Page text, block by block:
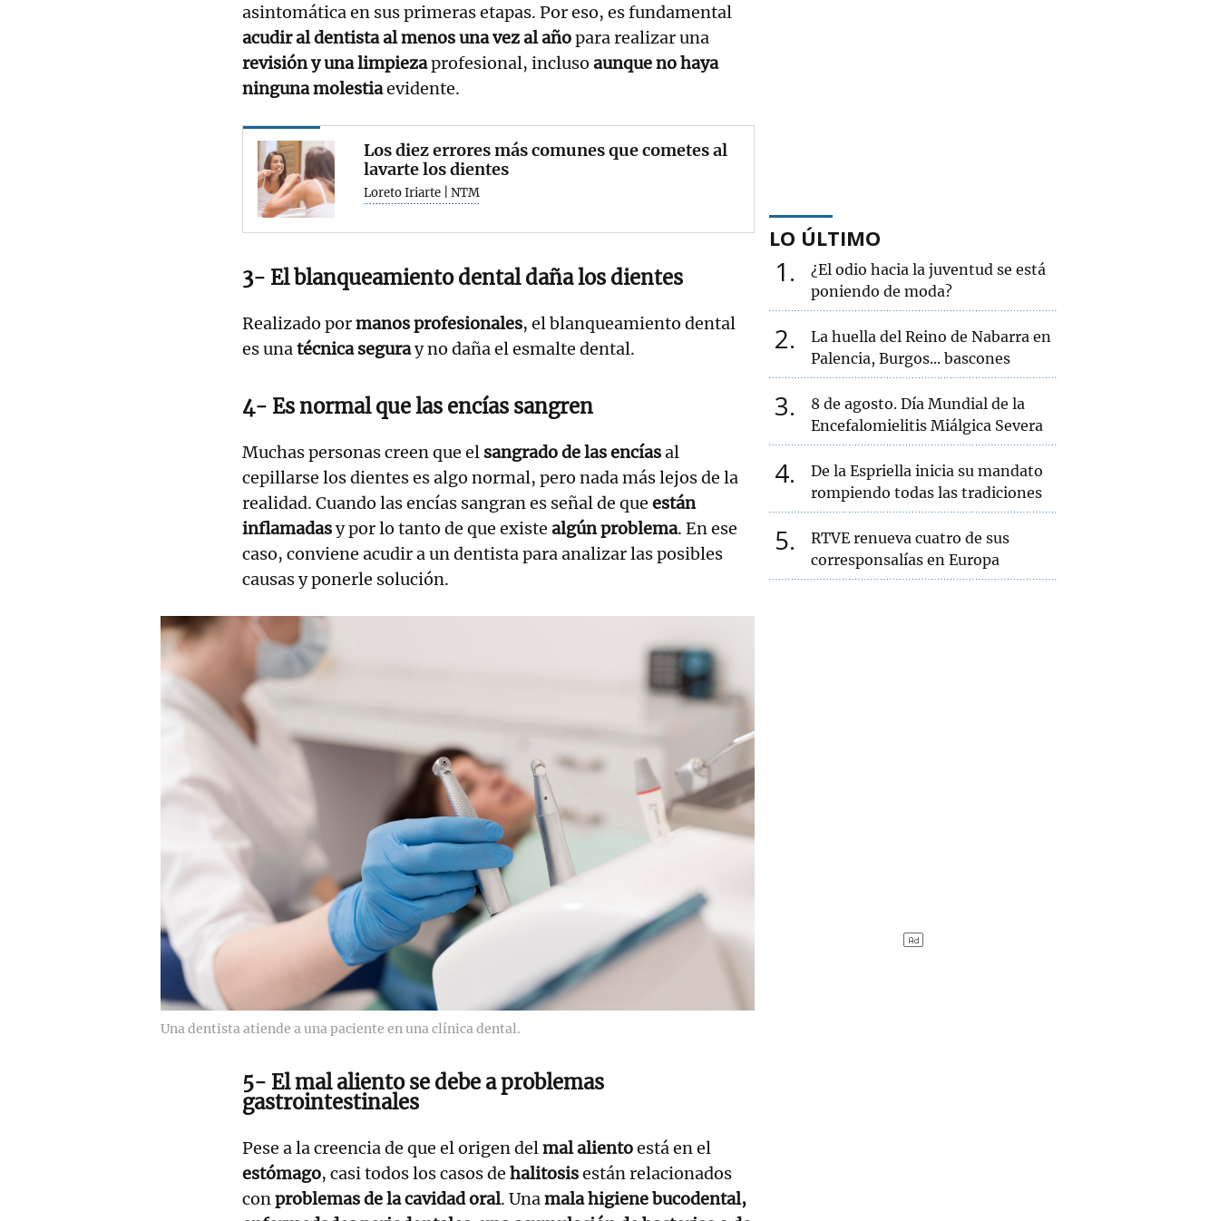
asintomática en sus primeras etapas. Por eso, es fundamental
acudir al dentista al menos una vez al añopara realizar una
revisión y una limpiezaprofesional, incluso aunque no haya
ninguna molestiaevidente.
Los diez errores más comunes que cometes al
lavarte los dientes
Loreto Iriarte | NTM
3- El blanqueamiento dental daña los dientes
Realizado pormanos profesionales, el blanqueamiento dental
es unatécnica seguray no daña el esmalte dental.
4- Es normal que las encías sangren
Muchas personas creen que el sangrado de las encíasal
cepillarse los dientes es algo normal, pero nada más lejos de la
realidad. Cuando las encías sangran es señal de que están
inflamadasy por lo tanto de que existe algún problema. En ese
caso, conviene acudir a un dentista para analizar las posibles
causas y ponerle solución.
Una dentista atiende a una paciente en una clínica dental.
5- El mal aliento se debe a problemas
gastrointestinales
Pese a la creencia de que el origen delmal alientoestá en el
estómago, casi todos los casos de halitosisestán relacionados
conproblemas de la cavidad oral. Unamala higiene bucodental,
LO ÚLTIMO
1
¿El odio hacia la juventud se está
poniendo de moda?
2
La huella del Reino de Nabarra en
Palencia, Burgos... bascones
3
8 de agosto. Día Mundial de la
Encefalomielitis Miálgica Severa
4
De la Espriella inicia su mandato
rompiendo todas las tradiciones
5
RTVE renueva cuatro de sus
corresponsalías en Europa